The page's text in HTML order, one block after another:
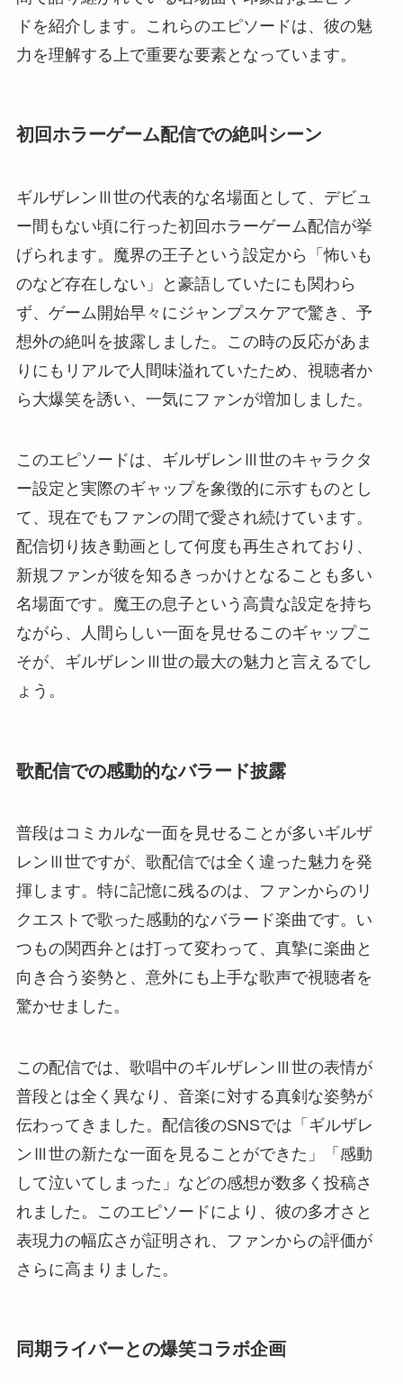
ドを紹介します。これらのエピソードは、彼の魅
力を理解する上で重要な要素となっています。
初回ホラーゲーム配信での絶叫シーン
ギルザレンⅢ世の代表的な名場面として、デビュ
ー間もない頃に行った初回ホラーゲーム配信が挙
げられます。魔界の王子という設定から「怖いも
のなど存在しない」と豪語していたにも関わら
ず、ゲーム開始早々にジャンプスケアで驚き、予
想外の絶叫を披露しました。この時の反応があま
りにもリアルで人間味溢れていたため、視聴者か
ら大爆笑を誘い、一気にファンが増加しました。
このエピソードは、ギルザレンⅢ世のキャラクタ
ー設定と実際のギャップを象徴的に示すものとし
て、現在でもファンの間で愛され続けています。
配信切り抜き動画として何度も再生されており、
新規ファンが彼を知るきっかけとなることも多い
名場面です。魔王の息子という高貴な設定を持ち
ながら、人間らしい一面を見せるこのギャップこ
そが、ギルザレンⅢ世の最大の魅力と言えるでし
ょう。
歌配信での感動的なバラード披露
普段はコミカルな一面を見せることが多いギルザ
レンⅢ世ですが、歌配信では全く違った魅力を発
揮します。特に記憶に残るのは、ファンからのリ
クエストで歌った感動的なバラード楽曲です。い
つもの関西弁とは打って変わって、真摯に楽曲と
向き合う姿勢と、意外にも上手な歌声で視聴者を
驚かせました。
この配信では、歌唱中のギルザレンⅢ世の表情が
普段とは全く異なり、音楽に対する真剣な姿勢が
伝わってきました。配信後のSNSでは「ギルザレ
ンⅢ世の新たな一面を見ることができた」「感動
して泣いてしまった」などの感想が数多く投稿さ
れました。このエピソードにより、彼の多才さと
表現力の幅広さが証明され、ファンからの評価が
さらに高まりました。
同期ライバーとの爆笑コラボ企画